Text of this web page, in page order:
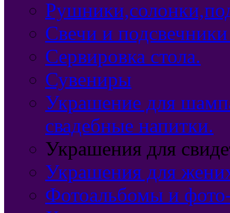
Свечи и
Сервировка стола.
Сувениры
Украшение для
свадебные напитки.
Украшения для
Украшения для
Фотоальбомы и